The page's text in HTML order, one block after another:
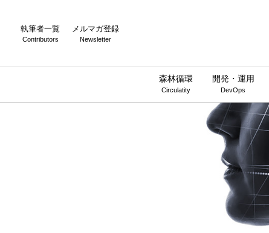
執筆者一覧
Contributors
メルマガ登録
Newsletter
森林循環
Circulatity
開発・運用
DevOps